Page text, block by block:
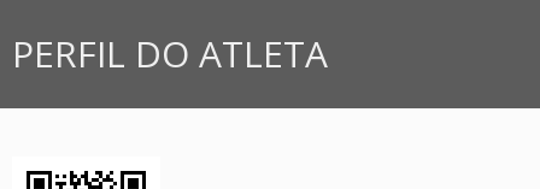
PERFIL DO ATLETA